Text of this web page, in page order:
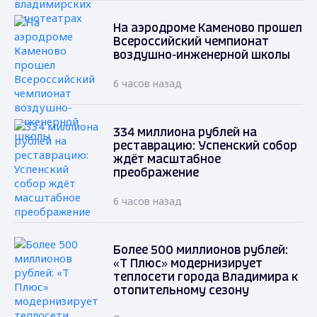
На аэродроме Каменово прошел
Всероссийский чемпионат
воздушно-инженерной школы
6 часов назад
334 миллиона рублей на
реставрацию: Успенский собор
ждёт масштабное
преображение
6 часов назад
Более 500 миллионов рублей:
«Т Плюс» модернизирует
теплосети города Владимира к
отопительному сезону